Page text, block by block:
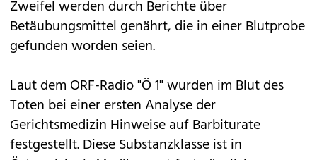
Zweifel werden durch Berichte über
Betäubungsmittel genährt, die in einer Blutprobe
gefunden worden seien.
Laut dem ORF-Radio "Ö 1" wurden im Blut des
Toten bei einer ersten Analyse der
Gerichtsmedizin Hinweise auf Barbiturate
festgestellt. Diese Substanzklasse ist in